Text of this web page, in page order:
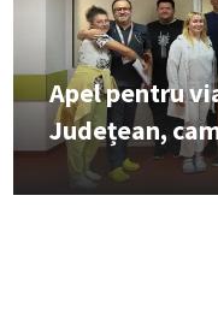
Apel pentru
Județean,